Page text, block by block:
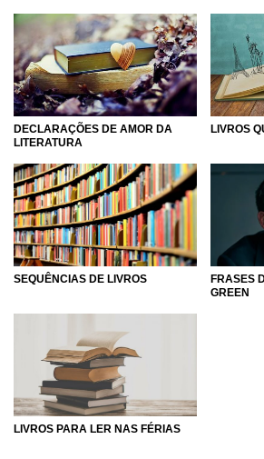
DECLARAÇÕES DE AMOR DA
LITERATURA
LIVROS
SEQUÊNCIAS DE LIVROS
FRASES
GREEN
LIVROS PARA LER NAS FÉRIAS